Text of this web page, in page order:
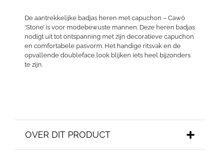
De aantrekkelijke badjas heren met capuchon – Cawö
‘Stone’ is voor modebewuste mannen. Deze heren badjas
nodigt uit tot ontspanning met zijn decoratieve capuchon
en comfortabele pasvorm. Het handige ritsvak en de
opvallende doubleface look blijken iets heel bijzonders
te zijn.
OVER DIT PRODUCT